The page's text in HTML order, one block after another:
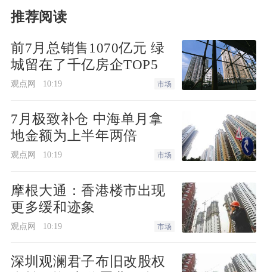
推荐阅读
前7月总销售1070亿元 绿
城留在了千亿房企TOP5
观点网 10:19 市场
7月极致补仓 中海单月拿
地金额为上半年两倍
观点网 10:19 市场
摩根大通：香港楼市出现
更多缓和迹象
观点网 10:19 市场
深圳观澜君子布旧改股权